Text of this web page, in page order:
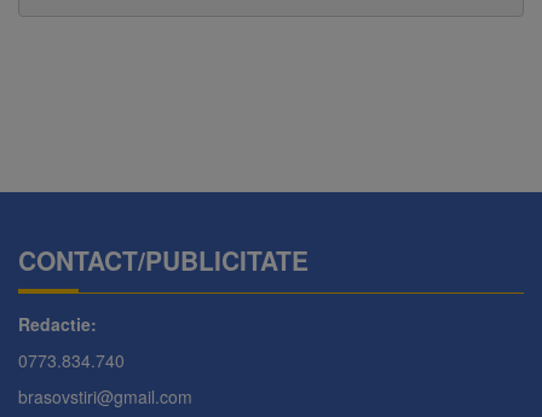
CONTACT/PUBLICITATE
Redactie:
0773.834.740
brasovstiri@gmail.com